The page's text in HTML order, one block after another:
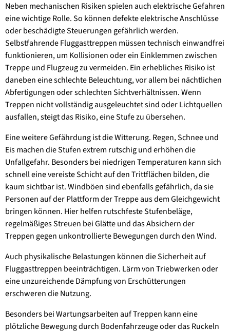
Neben mechanischen Risiken spielen auch elektrische Gefahren
eine wichtige Rolle. So können defekte elektrische Anschlüsse
oder beschädigte Steuerungen gefährlich werden.
Selbstfahrende Fluggasttreppen müssen technisch einwandfrei
funktionieren, um Kollisionen oder ein Einklemmen zwischen
Treppe und Flugzeug zu vermeiden. Ein erhebliches Risiko ist
daneben eine schlechte Beleuchtung, vor allem bei nächtlichen
Abfertigungen oder schlech­ten Sichtverhältnissen. Wenn
Treppen nicht vollständig ausgeleuchtet sind oder Lichtquellen
ausfallen, steigt das Risiko, eine Stufe zu übersehen.
Eine weitere Gefährdung ist die Witterung. Regen, Schnee und
Eis machen die Stufen extrem rutschig und erhöhen die
Unfallge­fahr. Besonders bei niedrigen Temperaturen kann sich
schnell eine vereiste Schicht auf den Trittflächen bilden, die
kaum sichtbar ist. Windböen sind ebenfalls gefährlich, da sie
Personen auf der Plattform der Treppe aus dem Gleichgewicht
bringen können. Hier helfen rutschfeste Stufenbeläge,
regelmäßi­ges Streuen bei Glätte und das Absichern der
Treppen gegen unkontrollierte Bewegungen durch den Wind.
Auch physikalische Belastungen können die Sicherheit auf
Fluggasttreppen beeinträchti­gen. Lärm von Triebwerken oder
eine unzu­reichende Dämpfung von Erschütterungen
erschweren die Nutzung.
Besonders bei Wartungsarbeiten auf Treppen kann eine
plötzliche Bewe­gung durch Bodenfahrzeuge oder das Ruckeln